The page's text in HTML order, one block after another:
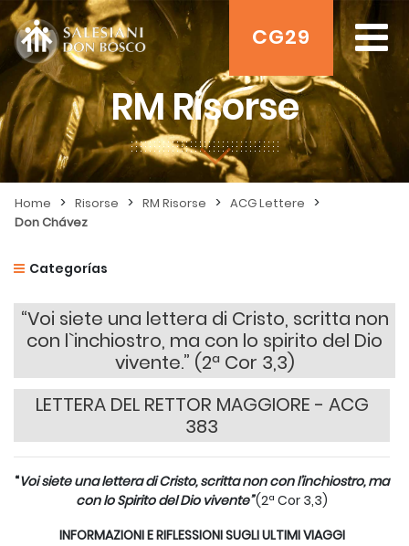
CG29
RM Risorse
Home > Risorse > RM Risorse > ACG Lettere >
Don Chávez
Categorías
“Voi siete una lettera di Cristo, scritta non
con l`inchiostro, ma con lo spirito del Dio
vivente.” (2ª Cor 3,3)
LETTERA DEL RETTOR MAGGIORE - ACG
383
“Voi siete una lettera di Cristo, scritta non con l’inchiostro, ma
con lo Spirito del Dio vivente”(2ª Cor 3,3)
INFORMAZIONI E RIFLESSIONI SUGLI ULTIMI VIAGGI